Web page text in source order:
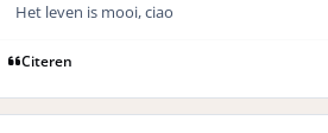
Het leven is mooi, ciao
Citeren